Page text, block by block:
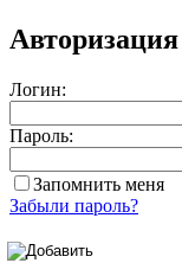
Авторизация
Логин:
Пароль:
Запомнить меня
Забыли пароль?